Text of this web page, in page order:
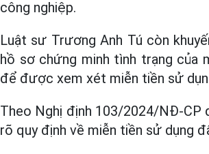
công nghiệp.
Luật sư Trương Anh Tú còn
hồ sơ chứng minh tình trạng của
để được xem xét miễn tiền sử
Theo Nghị định 103/2024/NĐ-CP
rõ quy định về miễn tiền sử dụng